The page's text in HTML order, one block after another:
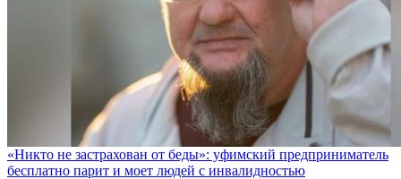
«Никто не заcтрахован от беды»: уфимский предприниматель
бесплатно парит и моет людей с инвалидностью